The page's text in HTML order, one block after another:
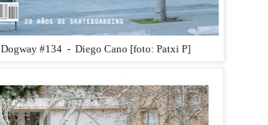
Dogway #134 - Diego Cano [foto: Patxi P]